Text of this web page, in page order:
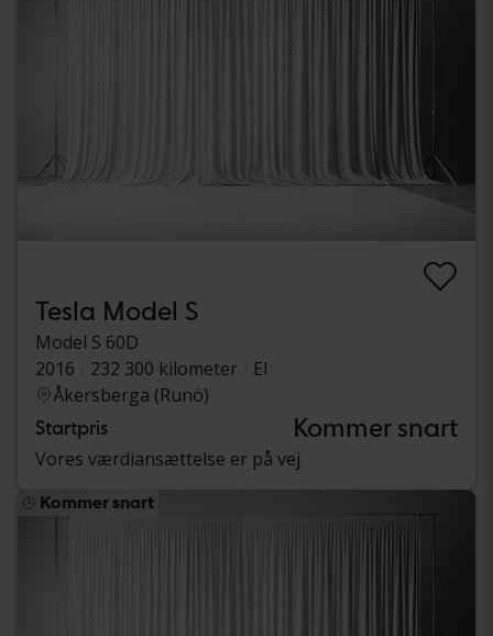
Tesla Model S
Model S 60D
2016
232 300 kilometer
El
Åkersberga (Runö)
Startpris Kommer snart
Vores værdiansættelse er på vej
Kommer snart